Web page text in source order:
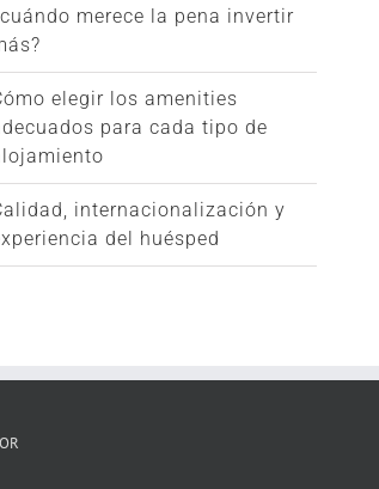
merece la pena invertir
elegir los amenities
para cada tipo de
internacionalización y
del huésped